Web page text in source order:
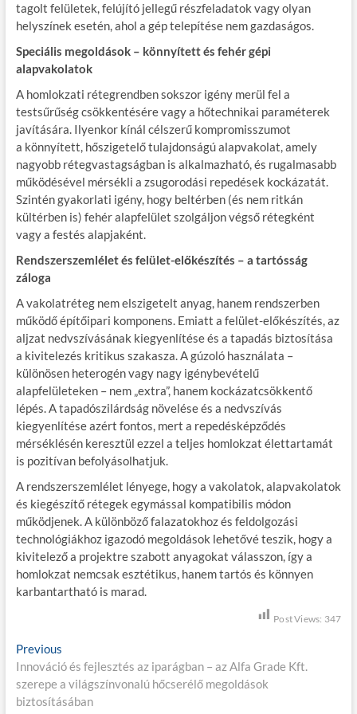
tagolt felületek, felújító jellegű részfeladatok vagy olyan
helyszínek esetén, ahol a gép telepítése nem gazdaságos.
Speciális megoldások – könnyített és fehér gépi
alapvakolatok
A homlokzati rétegrendben sokszor igény merül fel a
testsűrűség csökkentésére vagy a hőtechnikai paraméterek
javítására. Ilyenkor kínál célszerű kompromisszumot
a könnyített, hőszigetelő tulajdonságú alapvakolat, amely
nagyobb rétegvastagságban is alkalmazható, és rugalmasabb
működésével mérsékli a zsugorodási repedések kockázatát.
Szintén gyakorlati igény, hogy beltérben (és nem ritkán
kültérben is) fehér alapfelület szolgáljon végső rétegként
vagy a festés alapjaként.
Rendszerszemlélet és felület-előkészítés – a tartósság
záloga
A vakolatréteg nem elszigetelt anyag, hanem rendszerben
működő építőipari komponens. Emiatt a felület-előkészítés, az
aljzat nedvszívásának kiegyenlítése és a tapadás biztosítása
a kivitelezés kritikus szakasza. A gúzoló használata –
különösen heterogén vagy nagy igénybevételű
alapfelületeken – nem „extra”, hanem kockázatcsökkentő
lépés. A tapadószilárdság növelése és a nedvszívás
kiegyenlítése azért fontos, mert a repedésképződés
mérséklésén keresztül ezzel a teljes homlokzat élettartamát
is pozitívan befolyásolhatjuk.
A rendszerszemlélet lényege, hogy a vakolatok, alapvakolatok
és kiegészítő rétegek egymással kompatibilis módon
működjenek. A különböző falazatokhoz és feldolgozási
technológiákhoz igazodó megoldások lehetővé teszik, hogy a
kivitelező a projektre szabott anyagokat válasszon, így a
homlokzat nemcsak esztétikus, hanem tartós és könnyen
karbantartható is marad.
Post Views: 347
B
e
j
Previous
r
e
v
Innováció és fejlesztés az iparágban – az Alfa Grade Kft.
szerepe a világszínvonalú hőcserélő megoldások
biztosításában